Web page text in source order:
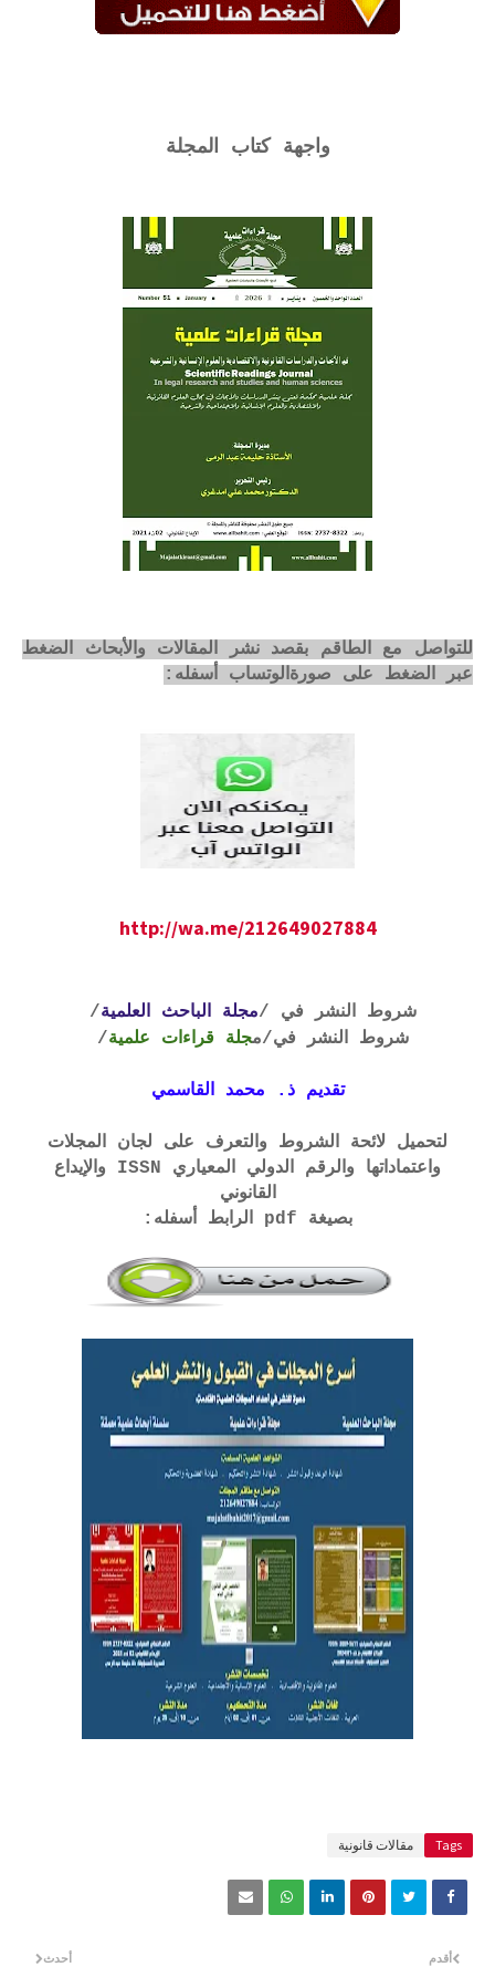
واجهة كتاب المجلة
للتواصل مع الطاقم بقصد نشر المقالات والأبحاث الضغط
عبر الضغط على صورةالوتساب أسفله:
http://wa.me/212649027884
شروط النشر في /مجلة الباحث العلمية/
شروط النشر في/مجلة قراءات علمية/
تقديم ذ. محمد القاسمي
لتحميل لائحة الشروط والتعرف على لجان المجلات
واعتماداتها والرقم الدولي المعياري ISSN والإيداع
القانوني
بصيغة pdf الرابط أسفله:
Tags مقالات قانونية
أحدث أقدم